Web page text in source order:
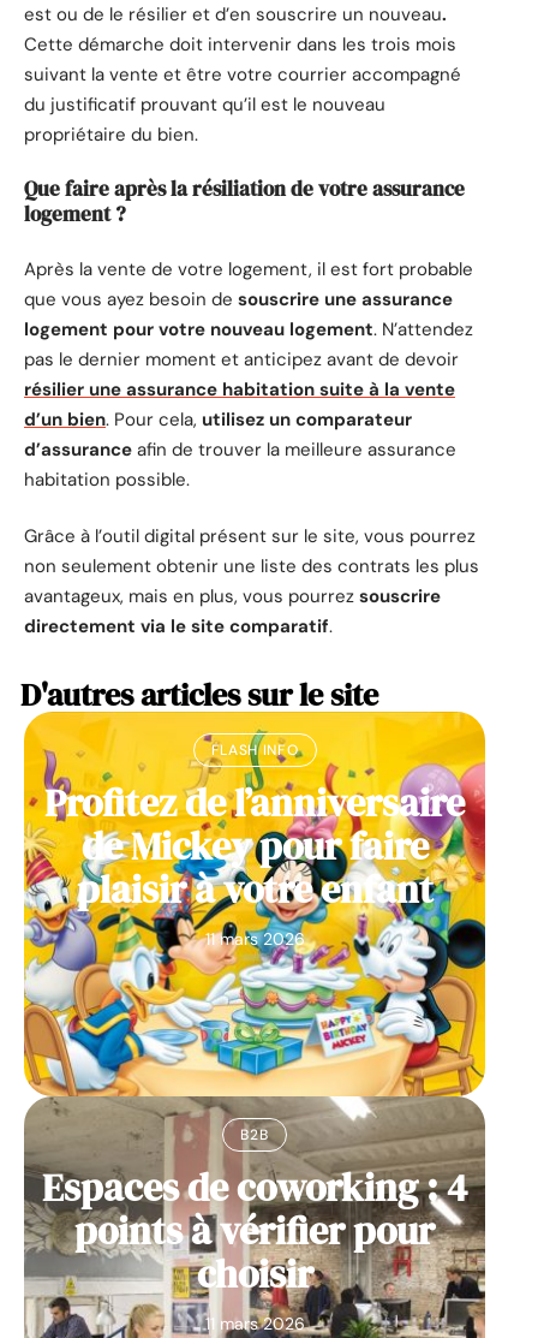
est ou de le résilier et d’en souscrire un nouveau.
Cette démarche doit intervenir dans les trois mois
suivant la vente et être votre courrier accompagné
du justificatif prouvant qu’il est le nouveau
propriétaire du bien.
Que faire après la résiliation de votre assurance
logement ?
Après la vente de votre logement, il est fort probable
que vous ayez besoin de souscrire une assurance
logement pour votre nouveau logement. N’attendez
pas le dernier moment et anticipez avant de devoir
résilier une assurance habitation suite à la vente
d’un bien. Pour cela, utilisez un comparateur
d’assurance afin de trouver la meilleure assurance
habitation possible.
Grâce à l’outil digital présent sur le site, vous pourrez
non seulement obtenir une liste des contrats les plus
avantageux, mais en plus, vous pourrez souscrire
directement via le site comparatif.
D'autres articles sur le site
FLASH INFO
Profitez de l’anniversaire
de Mickey pour faire
plaisir à votre enfant
11 mars 2026
B2B
Espaces de coworking : 4
points à vérifier pour
choisir
11 mars 2026